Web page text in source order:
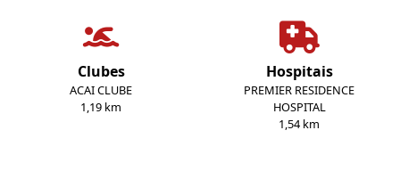
Clubes
ACAI CLUBE
1,19 km
Hospitais
PREMIER RESIDENCE
HOSPITAL
1,54 km